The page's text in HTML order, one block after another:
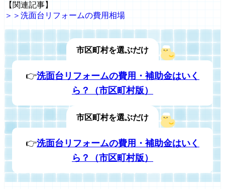
【関連記事】
＞＞洗面台リフォームの費用相場
市区町村を選ぶだけ
👉洗面台リフォームの費用・補助金はいく
ら？（市区町村版）
市区町村を選ぶだけ
👉洗面台リフォームの費用・補助金はいく
ら？（市区町村版）